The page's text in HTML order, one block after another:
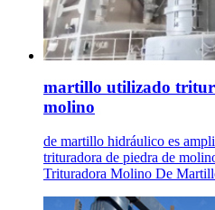
martillo utilizado
molino
de martillo hidráulico es
trituradora de piedra de
Trituradora Molino De